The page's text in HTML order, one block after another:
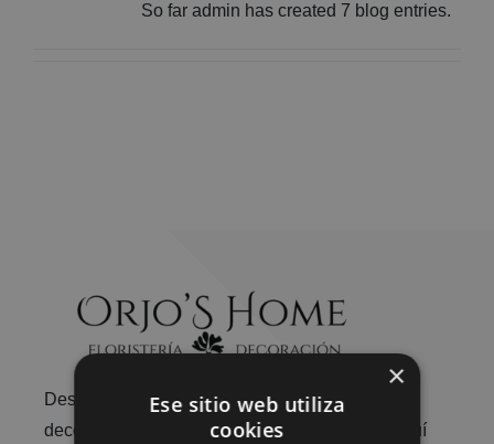
So far admin has created 7 blog entries.
Des d’arranjaments florals únics fins a peces de
decoració acuradament seleccionades, som aquí
×
Ese sitio web utiliza
cookies